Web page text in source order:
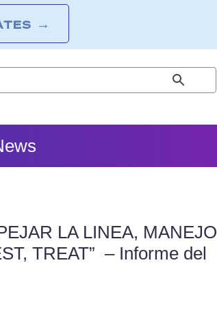
→
LA LINEA, MANEJO
TREAT” – Informe del